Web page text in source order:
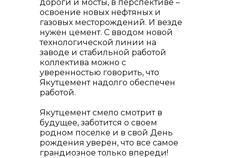
дороги и мосты, в перспективе –
освоение новых нефтяных и
газовых месторождений. И везде
нужен цемент. С вводом новой
технологической линии на
заводе и стабильной работой
коллектива можно с
уверенностью говорить, что
Якутцемент надолго обеспечен
работой.
Якутцемент смело смотрит в
будущее, заботится о своем
родном поселке и в свой День
рождения уверен, что все самое
грандиозное только впереди!